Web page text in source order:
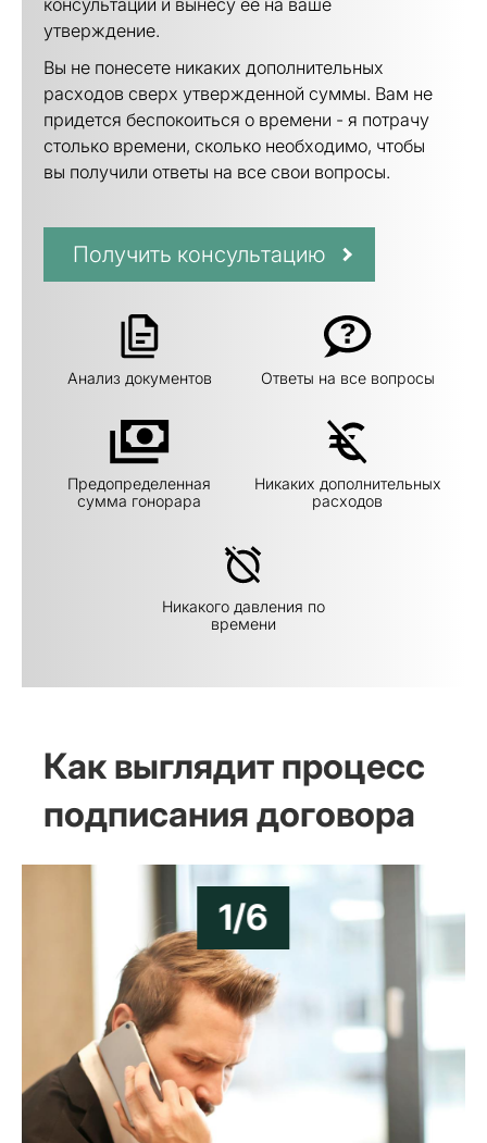
консультации и вынесу ее на ваше
утверждение.
Вы не понесете никаких дополнительных
расходов сверх утвержденной суммы. Вам не
придется беспокоиться о времени - я потрачу
столько времени, сколько необходимо, чтобы
вы получили ответы на все свои вопросы.
Получить консультацию
Анализ документов Ответы на все вопросы
Предопределенная
сумма гонорара
Никаких дополнительных
расходов
Никакого давления по
времени
Как выглядит процесс
подписания договора
1/6